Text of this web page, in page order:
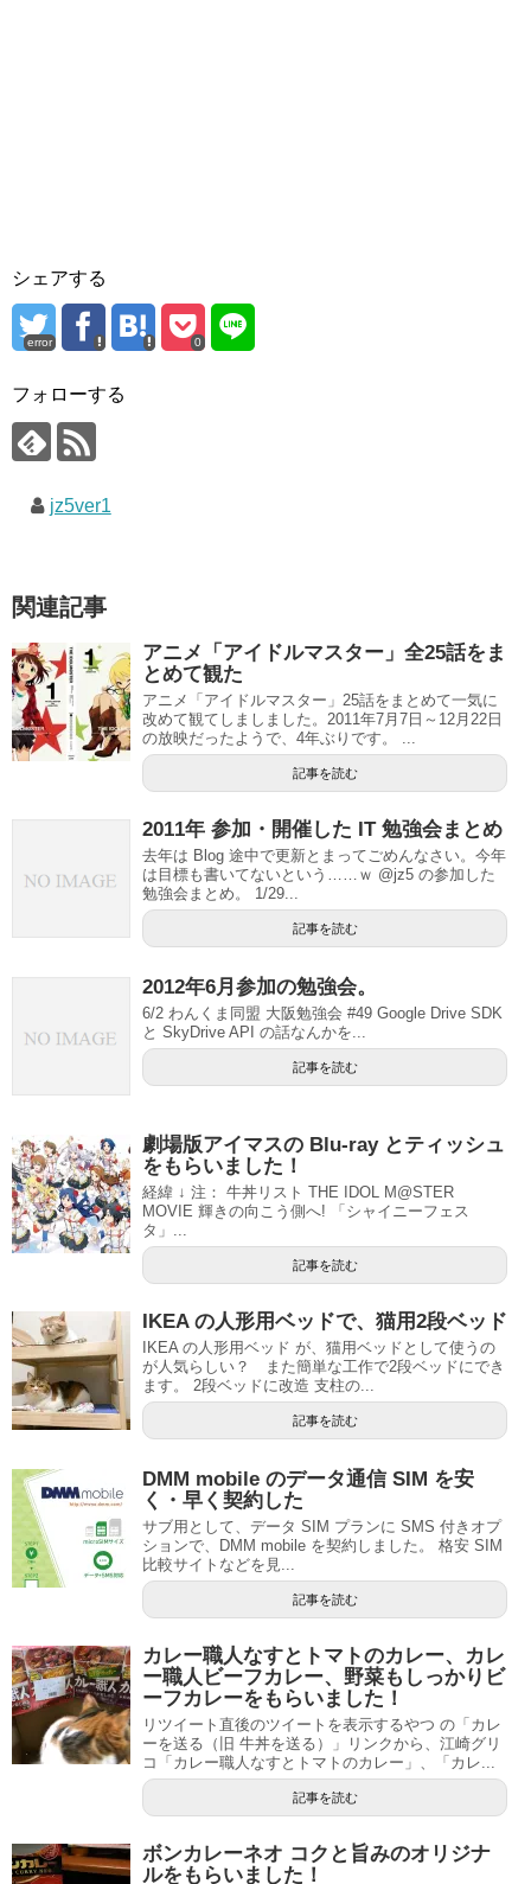
シェアする
error 0
フォローする
jz5ver1
関連記事
アニメ「アイドルマスター」全25話をま
とめて観た
アニメ「アイドルマスター」25話をまとめて一気に
改めて観てしましました。2011年7月7日～12月22日
の放映だったようで、4年ぶりです。 ...
記事を読む
2011年 参加・開催した IT 勉強会まとめ
去年は Blog 途中で更新とまってごめんなさい。今年
は目標も書いてないという……ｗ @jz5 の参加した
勉強会まとめ。 1/29...
記事を読む
2012年6月参加の勉強会。
6/2 わんくま同盟 大阪勉強会 #49 Google Drive SDK
と SkyDrive API の話なんかを...
記事を読む
劇場版アイマスの Blu-ray とティッシュ
をもらいました！
経緯 ↓ 注： 牛丼リスト THE IDOL M@STER
MOVIE 輝きの向こう側へ! 「シャイニーフェス
タ」...
記事を読む
IKEA の人形用ベッドで、猫用2段ベッド
IKEA の人形用ベッド が、猫用ベッドとして使うの
が人気らしい？ また簡単な工作で2段ベッドにでき
ます。 2段ベッドに改造 支柱の...
記事を読む
DMM mobile のデータ通信 SIM を安
く・早く契約した
サブ用として、データ SIM プランに SMS 付きオプ
ションで、DMM mobile を契約しました。 格安 SIM
比較サイトなどを見...
記事を読む
カレー職人なすとトマトのカレー、カレ
ー職人ビーフカレー、野菜もしっかりビ
ーフカレーをもらいました！
リツイート直後のツイートを表示するやつ の「カレ
ーを送る（旧 牛丼を送る）」リンクから、江崎グリ
コ「カレー職人なすとトマトのカレー」、「カレ...
記事を読む
ボンカレーネオ コクと旨みのオリジナ
ルをもらいました！